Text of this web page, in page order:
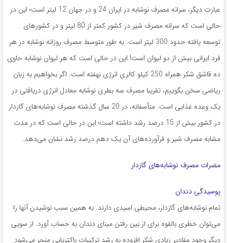
عبارت دیگر، سرانه مصرف نوشابه در ایران 24 و در جهان 12 لیتر است؛ این در
حالی است که سرانه مصرف شیر در کشور کمتر از 80 لیتر و در کشورهای
توسعه یافته حدود 300 لیتر است. به طور متوسط مصرف روزانه نوشابه در هر
فرد ایرانی بیش از دو لیوان است! این در حالی است که هر لیوان نوشابه حاوی
ده قاشق شکر همراه 250 کیلو کالری انرژی نهفته است. اگر بخواهیم به زبان
ریاضی سخن بگوییم، تقریبا مصرف سه بطری نوشابه معادل انرژی دریافتی در
یک وعده غذایی است. متأسفانه، در 20 سال گذشته مصرف نوشابه‌های گازدار
در کشور بیش از 15 درصد رشد داشته است؛ این در حالی است که در مدت
مشابه مصرف شیر و فرآورده‌های آن یک دهم درصد رشد نشان می‌دهد.
مضرات مصرف نوشابه‌های گازدار
پوسیدگی دندان
تمام نوشابه‌های گازدار، محیطی اسیدی دارند. به همین سبب نوشیدن آنها را
می‌توان خطری بالقوه برای از بین رفتن مینای دندان به حساب آورد. از سویی
دیگر وجود مقادیر زیادی شکر افزوده به رشد ترکیبات باکتریایی منجر می‌شود